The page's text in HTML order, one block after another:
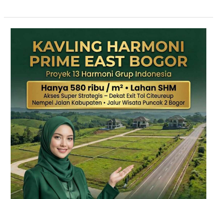
Puncak
Jalur
Wisata